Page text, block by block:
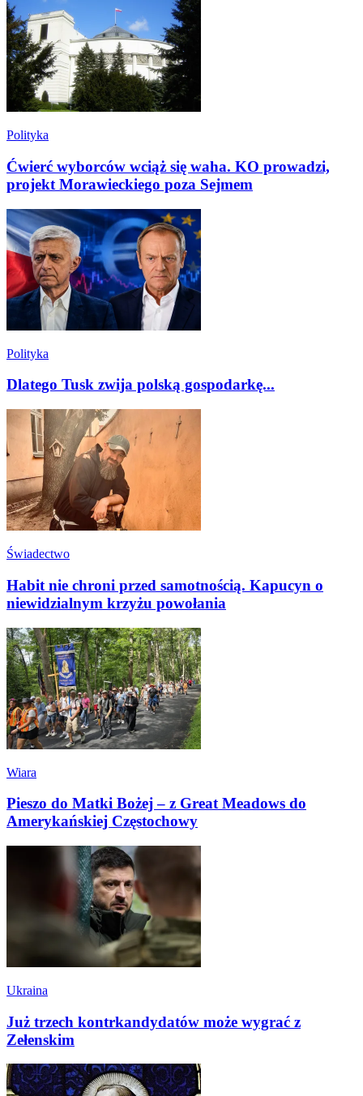
Polityka
Ćwierć wyborców wciąż się waha. KO prowadzi,
projekt Morawieckiego poza Sejmem
Polityka
Dlatego Tusk zwija polską gospodarkę...
Świadectwo
Habit nie chroni przed samotnością. Kapucyn o
niewidzialnym krzyżu powołania
Wiara
Pieszo do Matki Bożej – z Great Meadows do
Amerykańskiej Częstochowy
Ukraina
Już trzech kontrkandydatów może wygrać z
Zełenskim